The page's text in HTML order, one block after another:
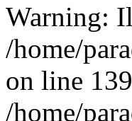
Warning:
/home/
on line
/home/